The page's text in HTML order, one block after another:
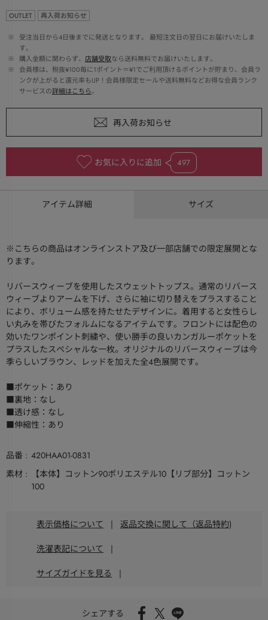
OUTLET 再入荷お知らせ
※
受注当日から4日後までに発送となります。 最短注文日の翌日にお届けいたしま
す。
※
購入金額に関わらず、 店舗受取なら送料無料でお届けいたします。
※
会員様は、税抜¥100毎に1ポイント＝¥1でご利用頂けるポイントが貯まり、会員ラ
ンクが上がると還元率もUP！会員様限定セールや送料無料などお得な会員ランク
サービスの詳細はこちら。
お気に入りに追加 497
アイテム詳細 サイズ
※こちらの商品はオンラインストア及び一部店舗での限定展開とな
ります。
リバースウィーブを使用したスウェットトップス。通常のリバース
ウィーブよりアームを下げ、さらに袖に切り替えをプラスすること
により、ボリューム感を持たせたデザインに。着用すると女性らし
い丸みを帯びたフォルムになるアイテムです。フロントには配色の
効いたワンポイント刺繍や、使い勝手の良いカンガルーポケットを
プラスしたスペシャルな一枚。オリジナルのリバースウィーブは今
季らしいブラウン、レッドを加えた全4色展開です。
■ポケット：あり
■裏地：なし
■透け感：なし
■伸縮性：あり
品番
420HAA01-0831
素材
【本体】コットン90ポリエステル10【リブ部分】コットン
100
表示価格について | 返品交換に関して（返品特約)
洗濯表記について |
サイズガイドを見る |
シェアする